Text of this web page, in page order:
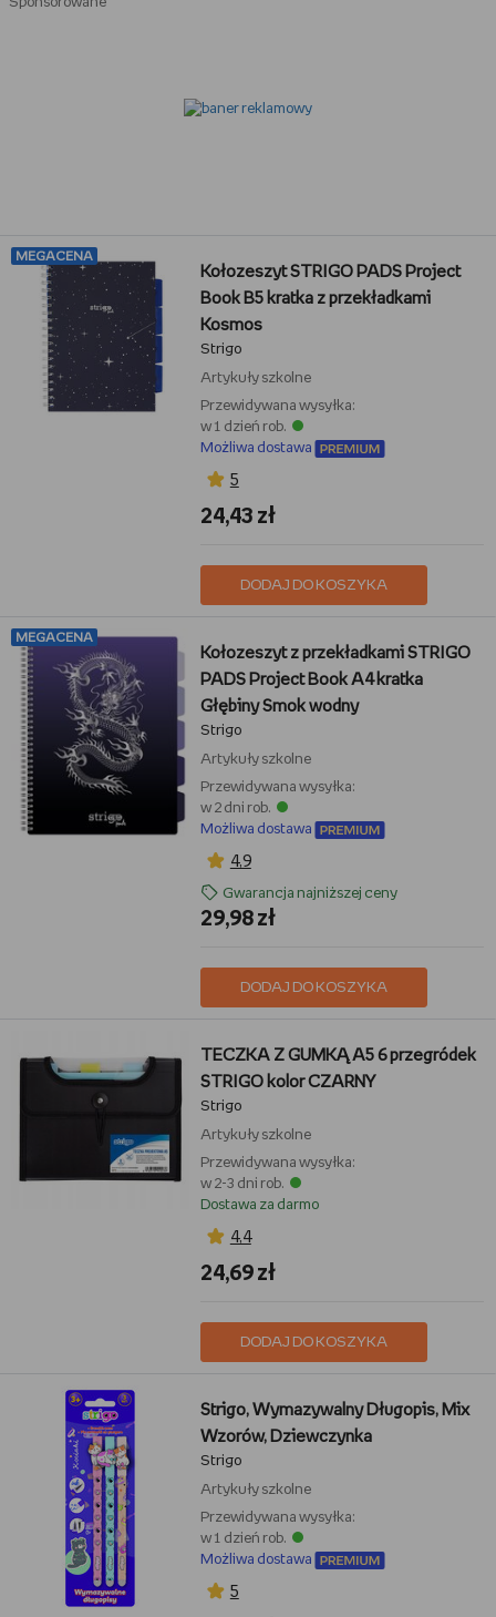
MEGACENA
Kołozeszyt STRIGO PADS Project
Book B5 kratka z przekładkami
Kosmos
Strigo
Artykuły szkolne
Przewidywana wysyłka:
w 1 dzień rob.
Możliwa dostawa
5
24,43 zł
DODAJ DO KOSZYKA
MEGACENA
Kołozeszyt z przekładkami STRIGO
PADS Project Book A4 kratka
Głębiny Smok wodny
Strigo
Artykuły szkolne
Przewidywana wysyłka:
w 2 dni rob.
Możliwa dostawa
4,9
Gwarancja najniższej ceny
29,98 zł
DODAJ DO KOSZYKA
TECZKA Z GUMKĄ A5 6 przegródek
STRIGO kolor CZARNY
Strigo
Artykuły szkolne
Przewidywana wysyłka:
w 2-3 dni rob.
Dostawa za darmo
4,4
24,69 zł
DODAJ DO KOSZYKA
Strigo, Wymazywalny Długopis, Mix
Wzorów, Dziewczynka
Strigo
Artykuły szkolne
Przewidywana wysyłka:
w 1 dzień rob.
Możliwa dostawa
5